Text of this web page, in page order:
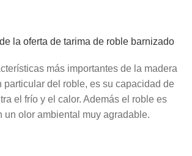
la oferta de tarima de roble barnizado
más importantes de la madera
particular del roble, es su capacidad de
el frío y el calor. Además el roble es
un olor ambiental muy agradable.